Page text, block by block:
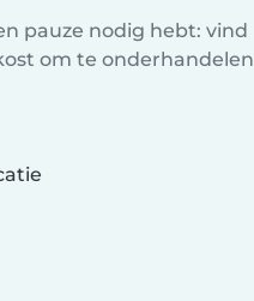
pauze nodig hebt: vind
om te onderhandelen